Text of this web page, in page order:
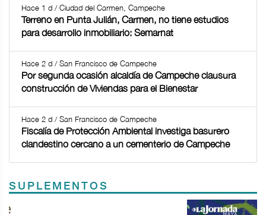
Hace 1 d / Ciudad del Carmen, Campeche
Terreno en Punta Julián, Carmen, no tiene estudios
para desarrollo inmobiliario: Semarnat
Hace 2 d / San Francisco de Campeche
Por segunda ocasión alcaldía de Campeche clausura
construcción de Viviendas para el Bienestar
Hace 2 d / San Francisco de Campeche
Fiscalía de Protección Ambiental investiga basurero
clandestino cercano a un cementerio de Campeche
SUPLEMENTOS